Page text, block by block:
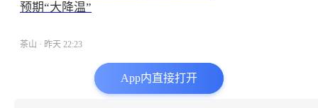
App内直接打开
预期“大降温”
茶山 · 昨天 22:23